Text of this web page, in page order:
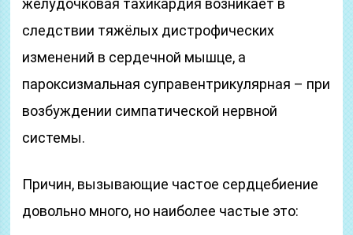
желудочковая тахикардия возникает в
следствии тяжёлых дистрофических
изменений в сердечной мышце, а
пароксизмальная суправентрикулярная – при
возбуждении симпатической нервной
системы.
Причин, вызывающие частое сердцебиение
довольно много, но наиболее частые это: